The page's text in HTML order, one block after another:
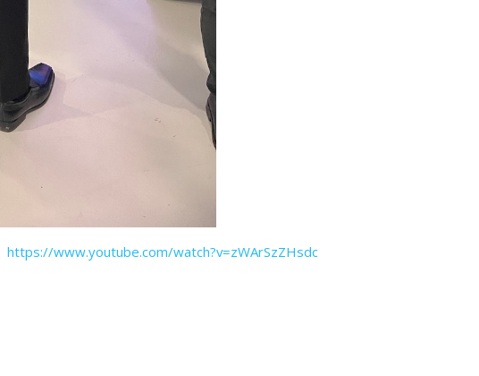
https://www.youtube.com/watch?v=zWArSzZHsdc